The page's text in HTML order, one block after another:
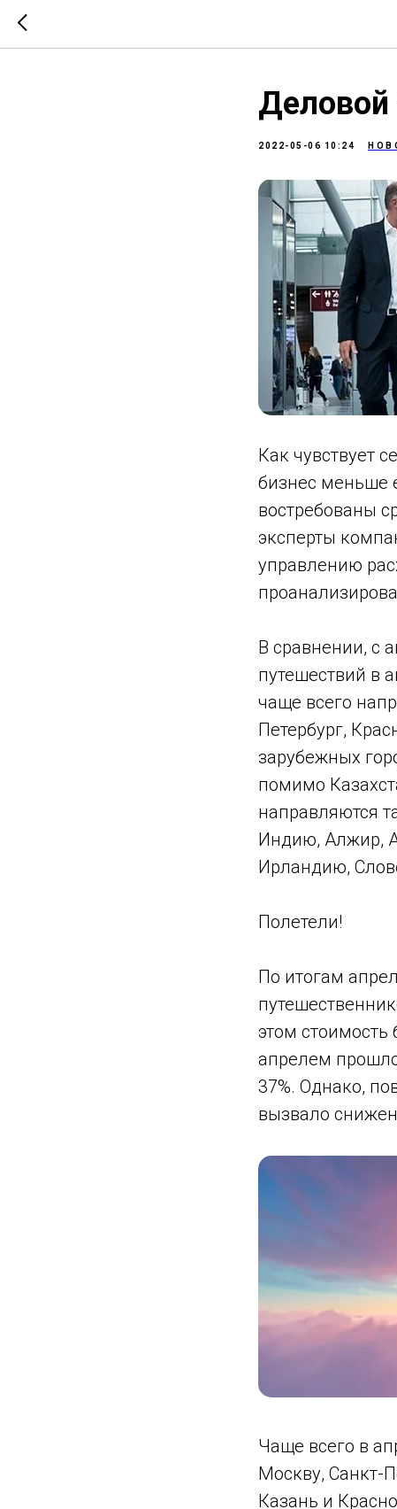
Деловой
2022-05-06 10:24
Как чувствует
бизнес меньше
востребованы
эксперты
управлению
В сравнении, с
путешествий в
чаще всего
Петербург,
зарубежных
помимо
направляются
Индию, Алжир,
Ирландию,
Полетели!
По итогам
этом
апрелем
37%. Однако,
вызвало
Чаще всего в
Москву, Санкт-
Казань и